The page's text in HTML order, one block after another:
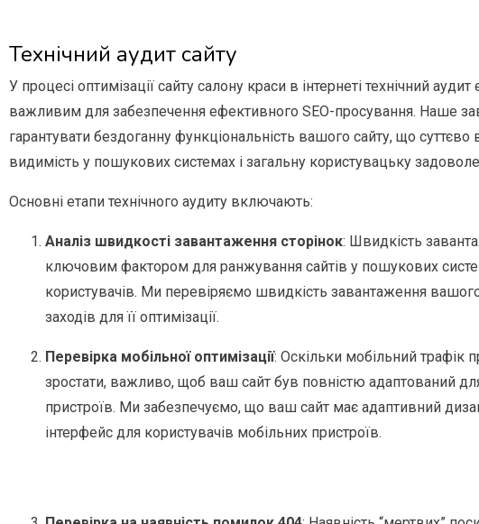
Технічний аудит сайту
У процесі оптимізації сайту салону краси в інтернеті технічний аудит
важливим для забезпечення ефективного SEO-просування. Наше
гарантувати бездоганну функціональність вашого сайту, що суттєво
видимість у пошукових системах і загальну користувацьку
Основні етапи технічного аудиту включають:
Аналіз швидкості завантаження сторінок: Швидкість
ключовим фактором для ранжування сайтів у пошукових
користувачів. Ми перевіряємо швидкість завантаження
заходів для її оптимізації.
Перевірка мобільної оптимізації: Оскільки мобільний трафік
зростати, важливо, щоб ваш сайт був повністю адаптований
пристроїв. Ми забезпечуємо, що ваш сайт має адаптивний
інтерфейс для користувачів мобільних пристроїв.